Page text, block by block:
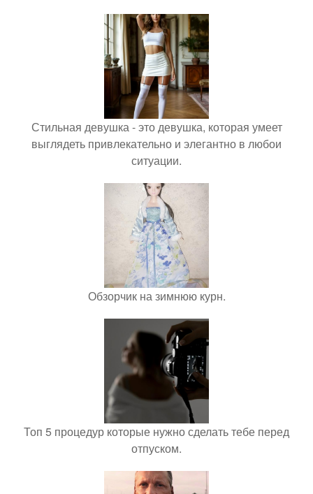
Стильная девушка - это девушка, которая умеет
выглядеть привлекательно и элегантно в любои
ситуации.
Обзорчик на зимнюю курн.
Топ 5 процедур которые нужно сделать тебе перед
отпуском.